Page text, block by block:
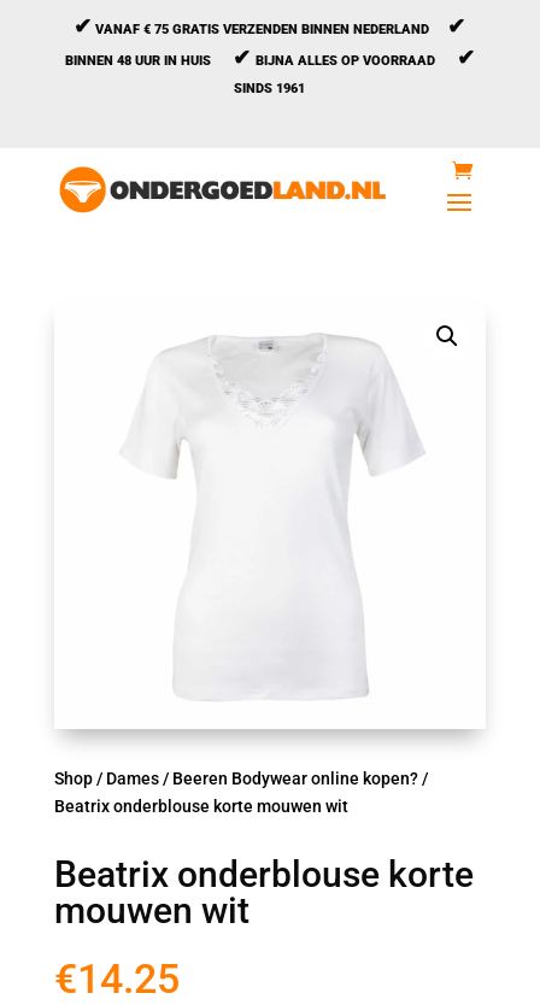
✔ VANAF € 75 GRATIS VERZENDEN BINNEN NEDERLAND ✔
BINNEN 48 UUR IN HUIS ✔ BIJNA ALLES OP VOORRAAD ✔
SINDS 1961
Shop/ Dames/ Beeren Bodywear online kopen?/
Beatrix onderblouse korte mouwen wit
Beatrix onderblouse korte
mouwen wit
€14.25